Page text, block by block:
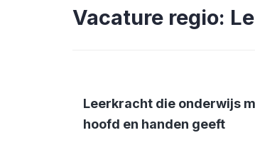
Vacature regio:
Leerkracht die onderwijs
hoofd en handen geeft